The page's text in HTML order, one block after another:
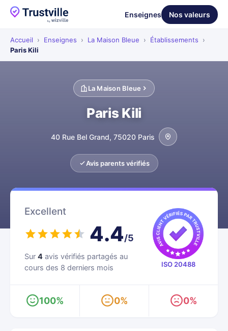
Enseignes Nos valeurs
Accueil › Enseignes › La Maison Bleue › Établissements
›
Paris Kili
La Maison Bleue
Paris Kili
40 Rue Bel Grand, 75020 Paris
Avis parents vérifiés
Excellent
4.4/5
Sur 4 avis vérifiés partagés au
cours des 8 derniers mois
ISO 20488
100% 0% 0%